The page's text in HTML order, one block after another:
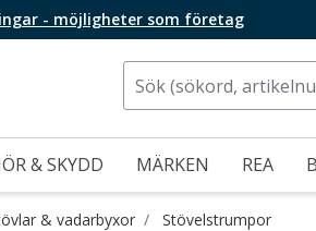
- möjligheter som företag
& SKYDD MÄRKEN REA
& vadarbyxor Stövelstrumpor